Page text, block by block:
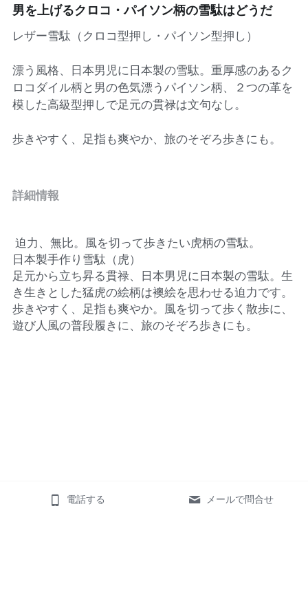
インナー、肌着
帽子
Mens
コスメ
その他、雑貨
男を上げるクロコ・パイソン柄の雪駄はどうだ
レザー雪駄（クロコ型押し・パイソン型押し）
漂う風格、日本男児に日本製の雪駄。重厚感のあるク
ロコダイル柄と男の色気漂うパイソン柄、２つの革を
模した高級型押しで足元の貫禄は文句なし。
歩きやすく、足指も爽やか、旅のそぞろ歩きにも。
詳細情報
迫力、無比。風を切って歩きたい虎柄の雪駄。
日本製手作り雪駄（虎）
足元から立ち昇る貫禄、日本男児に日本製の雪駄。生
き生きとした猛虎の絵柄は襖絵を思わせる迫力です。
歩きやすく、 足指も爽やか。風を切って歩く散歩に、
遊び人風の普段履きに、 旅のそぞろ歩きにも。
電話する メールで問合せ